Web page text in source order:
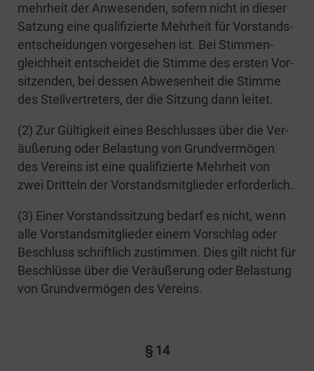
mehr­heit der Anwe­sen­den, sofern nicht in die­ser
Sat­zung eine qua­li­fi­zier­te Mehr­heit für Vor­stands­
ent­schei­dun­gen vor­ge­se­hen ist. Bei Stim­men­
gleich­heit ent­schei­det die Stim­me des ers­ten Vor­
sit­zen­den, bei des­sen Abwe­sen­heit die Stim­me
des Stell­ver­tre­ters, der die Sit­zung dann leitet.
(2) Zur Gül­tig­keit eines Beschlus­ses über die Ver­
äu­ße­rung oder Belas­tung von Grund­ver­mö­gen
des Ver­eins ist eine qua­li­fi­zier­te Mehr­heit von
zwei Drit­teln der Vor­stands­mit­glie­der erforderlich.
(3) Einer Vor­stands­sit­zung bedarf es nicht, wenn
alle Vor­stands­mit­glie­der einem Vor­schlag oder
Beschluss schrift­lich zustim­men. Dies gilt nicht für
Beschlüs­se über die Ver­äu­ße­rung oder Belas­tung
von Grund­ver­mö­gen des Vereins.
§ 14